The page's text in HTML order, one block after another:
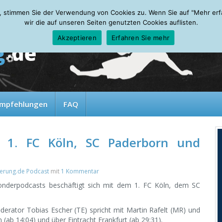
FAQ
FC Köln, SC Paderborn und
Podcast mit 1 Kommentar
beschäftigt sich mit dem 1. FC Köln, dem SC
Tobias Escher (TE) spricht mit Martin Rafelt (MR) und
14:04) und über Eintracht Frankfurt (ab 29:31).
Sie der Verwendung von Cookies zu. Wenn Sie auf "Mehr
wir die auf unseren Seiten genutzten Cookies auflisten.
Akzeptieren
Erfahren Sie mehr